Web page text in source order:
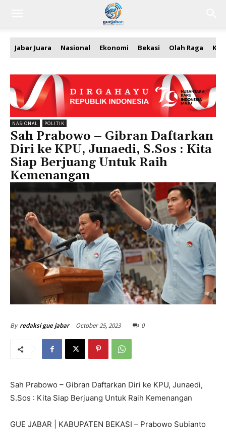
Jabar Juara Nasional Ekonomi Bekasi Olah Raga
NASIONAL POLITIK
Sah Prabowo – Gibran Daftarkan
Diri ke KPU, Junaedi, S.Sos : Kita
Siap Berjuang Untuk Raih
Kemenangan
By redaksi gue jabar October 25, 2023 0
Sah Prabowo – Gibran Daftarkan Diri ke KPU, Junaedi,
S.Sos : Kita Siap Berjuang Untuk Raih Kemenangan
GUE JABAR | KABUPATEN BEKASI – Prabowo Subianto